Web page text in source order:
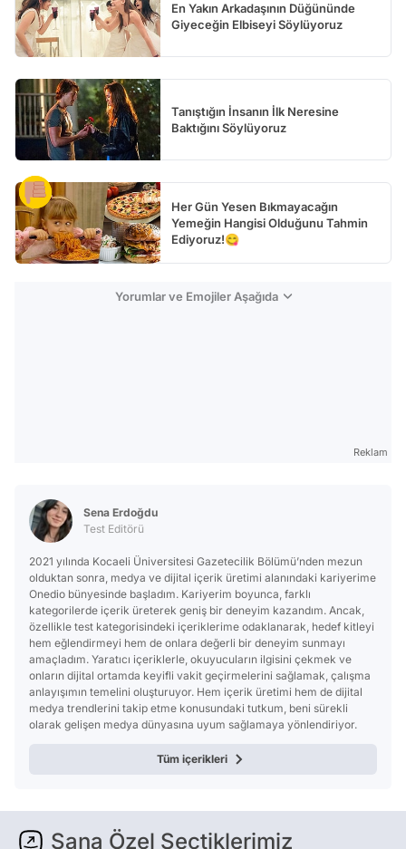
En Yakın Arkadaşının Düğününde
Giyeceğin Elbiseyi Söylüyoruz
Tanıştığın İnsanın İlk Neresine
Baktığını Söylüyoruz
Her Gün Yesen Bıkmayacağın
Yemeğin Hangisi Olduğunu Tahmin
Ediyoruz!😋
Yorumlar ve Emojiler Aşağıda
Reklam
Sena Erdoğdu
Test Editörü
2021 yılında Kocaeli Üniversitesi Gazetecilik Bölümü’nden mezun
olduktan sonra, medya ve dijital içerik üretimi alanındaki kariyerime
Onedio bünyesinde başladım. Kariyerim boyunca, farklı
kategorilerde içerik üreterek geniş bir deneyim kazandım. Ancak,
özellikle test kategorisindeki içeriklerime odaklanarak, hedef kitleyi
hem eğlendirmeyi hem de onlara değerli bir deneyim sunmayı
amaçladım. Yaratıcı içeriklerle, okuyucuların ilgisini çekmek ve
onların dijital ortamda keyifli vakit geçirmelerini sağlamak, çalışma
anlayışımın temelini oluşturuyor. Hem içerik üretimi hem de dijital
medya trendlerini takip etme konusundaki tutkum, beni sürekli
olarak gelişen medya dünyasına uyum sağlamaya yönlendiriyor.
Tüm içerikleri
Sana Özel Seçtiklerimiz